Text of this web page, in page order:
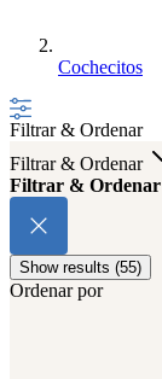
Cochecitos
Filtrar & Ordenar
Filtrar & Ordenar
Filtrar & Ordenar
Show results (55)
Ordenar por